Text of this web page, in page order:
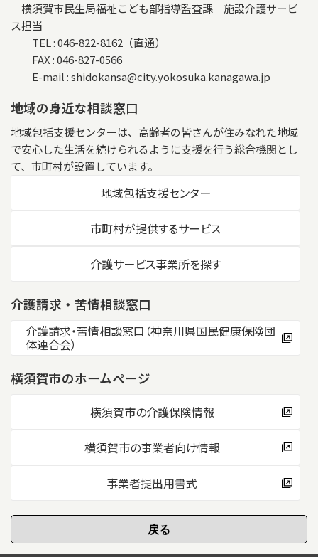
横須賀市民生局福祉こども部指導監査課 施設介護サービ
ス担当
TEL : 046-822-8162（直通）
FAX : 046-827-0566
E-mail : shidokansa@city.yokosuka.kanagawa.jp
地域の身近な相談窓口
地域包括支援センターは、高齢者の皆さんが住みなれた地域
で安心した生活を続けられるように支援を行う総合機関とし
て、市町村が設置しています。
地域包括支援センター
市町村が提供するサービス
介護サービス事業所を探す
介護請求・苦情相談窓口
介護請求・苦情相談窓口（神奈川県国民健康保険団
体連合会）
横須賀市のホームページ
横須賀市の介護保険情報
横須賀市の事業者向け情報
事業者提出用書式